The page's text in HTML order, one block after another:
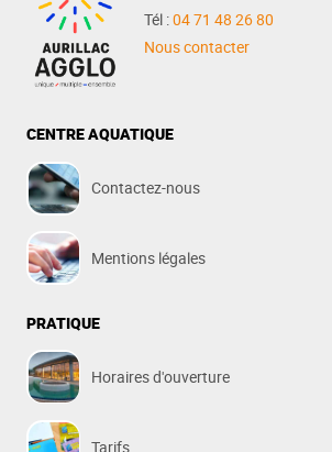
Tél :04 71 48 26 80
Nous contacter
CENTRE AQUATIQUE
Contactez-nous
Mentions légales
PRATIQUE
Horaires d'ouverture
Tarifs